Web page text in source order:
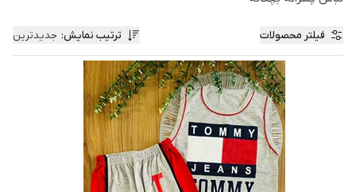
فیلتر محصولات ترتیب نمایش: جدیدترین